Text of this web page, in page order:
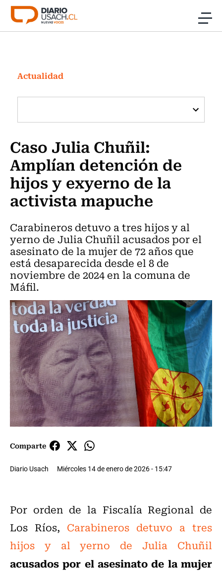
Click acá para ir directamente al contenido
Investigación
Cultura
Programas Radio y TV Usach
Actualidad
Caso Julia Chuñil:
Amplían detención de
hijos y exyerno de la
activista mapuche
Carabineros detuvo a tres hijos y al
yerno de Julia Chuñil acusados por el
asesinato de la mujer de 72 años que
está desaparecida desde el 8 de
noviembre de 2024 en la comuna de
Máfil.
Comparte
Diario Usach Miércoles 14 de enero de 2026 - 15:47
Por orden de la Fiscalía Regional de
Los Ríos, Carabineros detuvo a tres
hijos y al yerno de Julia Chuñil
acusados por el asesinato de la mujer